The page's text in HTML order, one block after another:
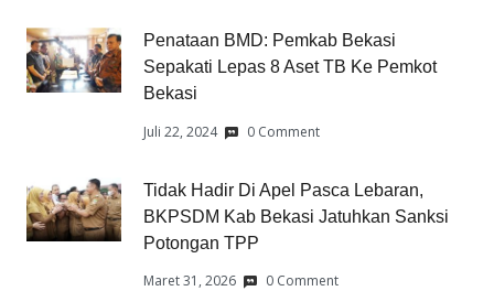
Penataan BMD: Pemkab Bekasi
Sepakati Lepas 8 Aset TB Ke Pemkot
Bekasi
Juli 22, 2024 0 Comment
Tidak Hadir Di Apel Pasca Lebaran,
BKPSDM Kab Bekasi Jatuhkan Sanksi
Potongan TPP
Maret 31, 2026 0 Comment